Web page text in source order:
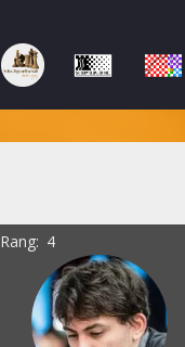
Rang 4